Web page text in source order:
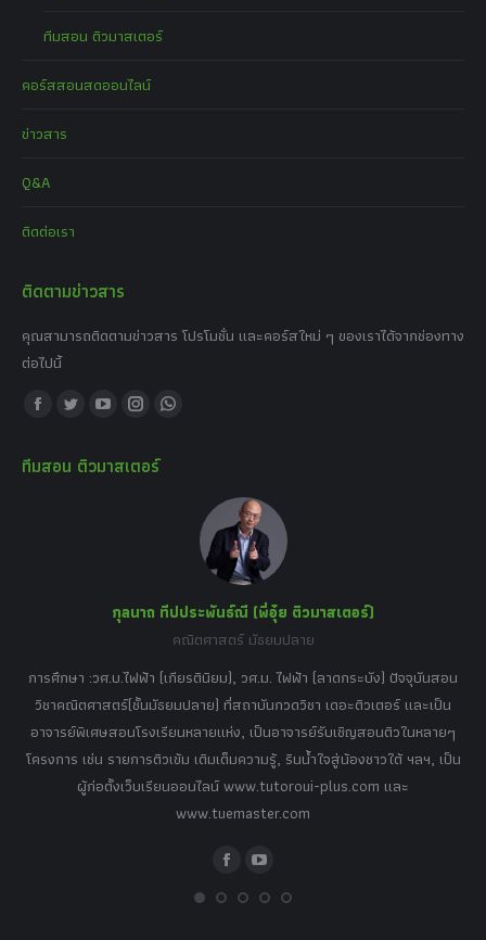
ทีมสอน ติวมาสเตอร์
คอร์สสอนสดออนไลน์
ข่าวสาร
Q&A
ติดต่อเรา
ติดตามข่าวสาร
คุณสามารถติดตามข่าวสาร โปรโมชั่น และคอร์สใหม่ ๆ ของเราได้จากช่องทาง
ต่อไปนี้
Find us on:
Facebook
opens
Twitter
opens
YouTube
opens
Instagram
opens
Whatsapp
window
ทีมสอน ติวมาสเตอร์
กุลนาถ ทีปประพันธ์ณี (พี่อุ๋ย ติวมาสเตอร์)
คณิตศาสตร์ มัธยมปลาย
การศึกษา :วศ.บ.ไฟฟ้า (เกียรตินิยม), วศ.ม. ไฟฟ้า (ลาดกระบัง) ปัจจุบันสอน
วิชาคณิตศาสตร์(ชั้นมัธยมปลาย) ที่สถาบันกวดวิชา เดอะติวเตอร์ และเป็น
อาจารย์พิเศษสอนโรงเรียนหลายแห่ง, เป็นอาจารย์รับเชิญสอนติวในหลายๆ
โครงการ เช่น รายการติวเข้ม เติมเต็มความรู้, รินน้ำใจสู่น้องชาวใต้ ฯลฯ, เป็น
ผู้ก่อตั้งเว็บเรียนออนไลน์ www.tutoroui-plus.com และ
www.tuemaster.com
FacebookYouTube